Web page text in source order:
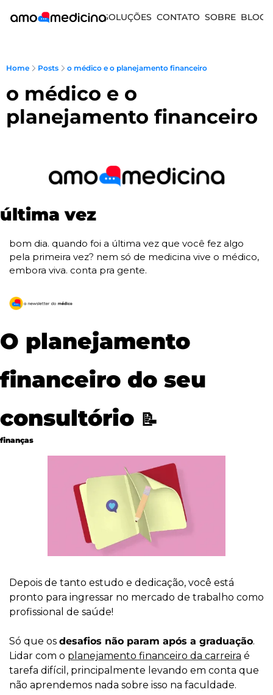
SOLUÇÕES CONTATO SOBRE BLOG
Home Posts o médico e o planejamento financeiro
o médico e o
planejamento financeiro
última vez
bom dia. quando foi a última vez que você fez algo
pela primeira vez? nem só de medicina vive o médico,
embora viva. conta pra gente.
O planejamento
financeiro do seu
consultório 📝
finanças
Depois de tanto estudo e dedicação, você está
pronto para ingressar no mercado de trabalho como
profissional de saúde!
Só que os desafios não param após a graduação.
Lidar com o planejamento financeiro da carreira é
tarefa difícil, principalmente levando em conta que
não aprendemos nada sobre isso na faculdade.